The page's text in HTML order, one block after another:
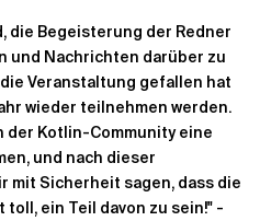
die Begeisterung der Redner
und Nachrichten darüber zu
Veranstaltung gefallen hat
wieder teilnehmen werden.
der Kotlin-Community eine
und nach dieser
mit Sicherheit sagen, dass die
ein Teil davon zu sein!" -